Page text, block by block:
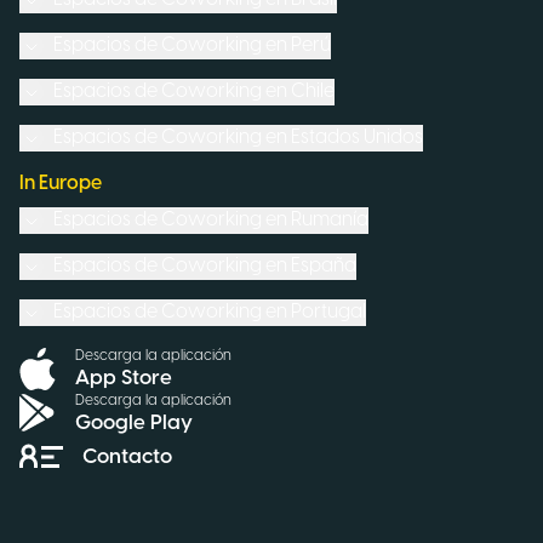
In Europe
Descarga la aplicación
App Store
Descarga la aplicación
Google Play
Contacto